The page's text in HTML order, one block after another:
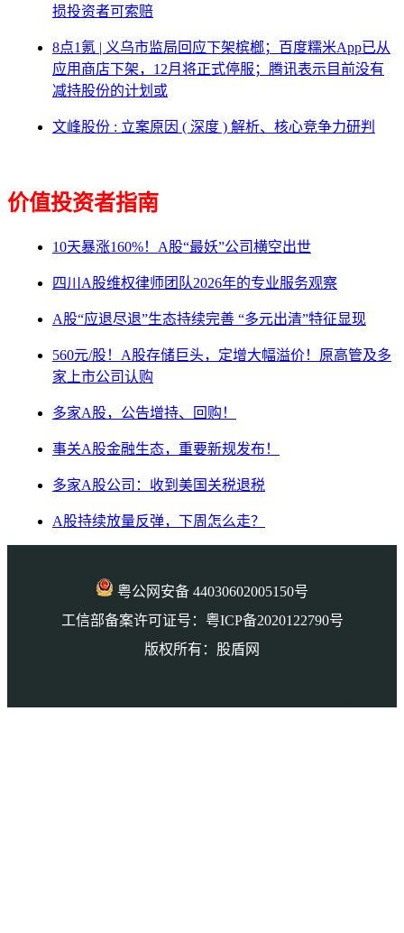
损投资者可索赔
8点1氪 | 义乌市监局回应下架槟榔；百度糯米App已从
应用商店下架，12月将正式停服；腾讯表示目前没有
减持股份的计划或
文峰股份 : 立案原因 ( 深度 ) 解析、核心竞争力研判
价值投资者指南
10天暴涨160%！A股“最妖”公司横空出世
四川A股维权律师团队2026年的专业服务观察
A股“应退尽退”生态持续完善 “多元出清”特征显现
560元/股！A股存储巨头，定增大幅溢价！原高管及多
家上市公司认购
多家A股，公告增持、回购！
事关A股金融生态，重要新规发布！
多家A股公司：收到美国关税退税
A股持续放量反弹，下周怎么走？
粤公网安备 44030602005150号
工信部备案许可证号：粤ICP备2020122790号
版权所有：股盾网